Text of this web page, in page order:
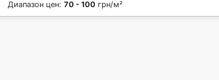
Диапазон цен: 70 - 100 грн/м²